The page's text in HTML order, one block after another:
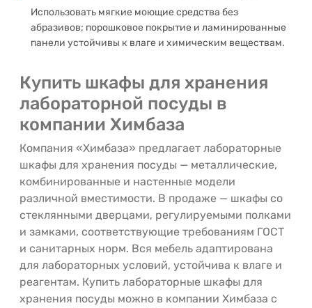
Использовать мягкие моющие средства без
абразивов; порошковое покрытие и ламинированные
панели устойчивы к влаге и химическим веществам.
Купить шкафы для хранения
лабораторной посуды в
компании Химбаза
Компания «Химбаза» предлагает лабораторные
шкафы для хранения посуды — металлические,
комбинированные и настенные модели
различной вместимости. В продаже — шкафы со
стеклянными дверцами, регулируемыми полками
и замками, соответствующие требованиям ГОСТ
и санитарных норм. Вся мебель адаптирована
для лабораторных условий, устойчива к влаге и
реагентам. Купить лабораторные шкафы для
хранения посуды можно в компании Химбаза с